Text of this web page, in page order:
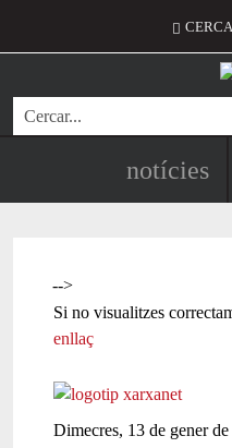
Menú
Cerca
notícies
-->
Si no visualitzes
enllaç
Dimecres, 13 de gener de